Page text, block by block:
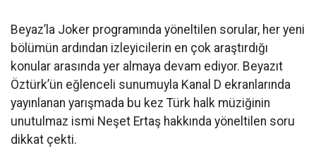
Beyaz’la Joker programında yöneltilen sorular, her yeni
bölümün ardından izleyicilerin en çok araştırdığı
konular arasında yer almaya devam ediyor. Beyazıt
Öztürk’ün eğlenceli sunumuyla Kanal D ekranlarında
yayınlanan yarışmada bu kez Türk halk müziğinin
unutulmaz ismi Neşet Ertaş hakkında yöneltilen soru
dikkat çekti.